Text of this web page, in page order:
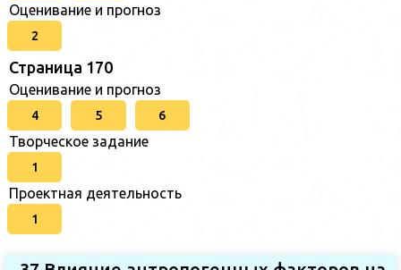
Оценивание и прогноз
2
Страница 170
Оценивание и прогноз
4 5 6
Творческое задание
1
Проектная деятельность
1